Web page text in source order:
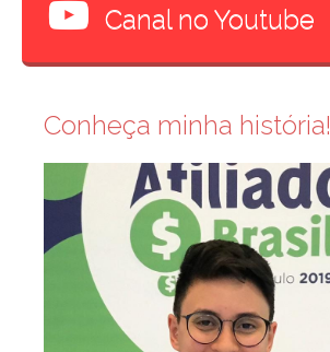
Canal no Youtube
Conheça minha história!